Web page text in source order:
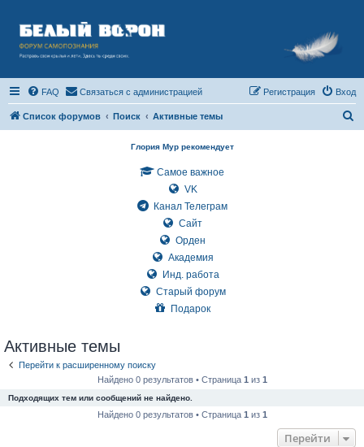
FAQ Связаться с администрацией Вход
Регистрация
Список форумов Поиск Активные темы
Глория Мур рекомендует
Самое важное
VK
Канал Телеграм
Сайт
Орден
Академия
Инд. работа
Старый форум
Подарок
Активные темы
Перейти к расширенному поиску
Найдено 0 результатов • Страница 1 из 1
Подходящих тем или сообщений не найдено.
Найдено 0 результатов • Страница 1 из 1
Перейти